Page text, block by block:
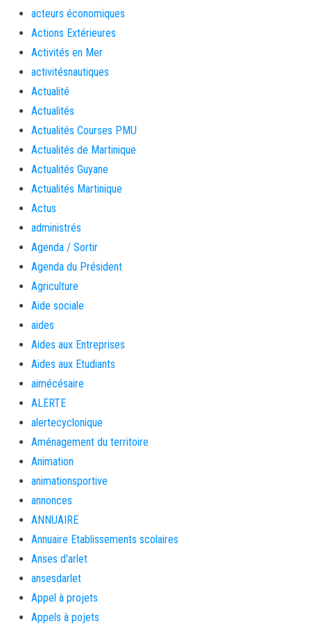
acteurs économiques
Actions Extérieures
Activités en Mer
activitésnautiques
Actualité
Actualités
Actualités Courses PMU
Actualités de Martinique
Actualités Guyane
Actualités Martinique
Actus
administrés
Agenda / Sortir
Agenda du Président
Agriculture
Aide sociale
aides
Aides aux Entreprises
Aides aux Etudiants
aimécésaire
ALERTE
alertecyclonique
Aménagement du territoire
Animation
animationsportive
annonces
ANNUAIRE
Annuaire Etablissements scolaires
Anses d'arlet
ansesdarlet
Appel à projets
Appels à pojets